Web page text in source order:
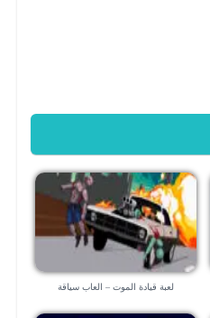
لعبة قيادة الموت – العاب سياقة